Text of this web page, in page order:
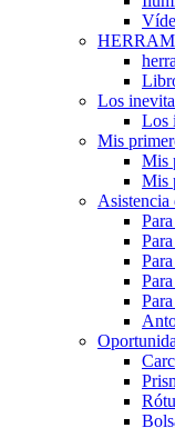
Los
Los
Mis
Mis
Mis
Asistencia